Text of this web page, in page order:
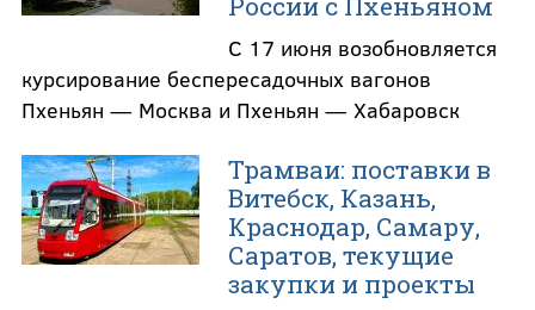
С 17 июня возобновляется
курсирование беспересадочных вагонов
Пхеньян — Москва и Пхеньян — Хабаровск
Трамваи: поставки в
Витебск, Казань,
Краснодар, Самару,
Саратов, текущие
закупки и проекты